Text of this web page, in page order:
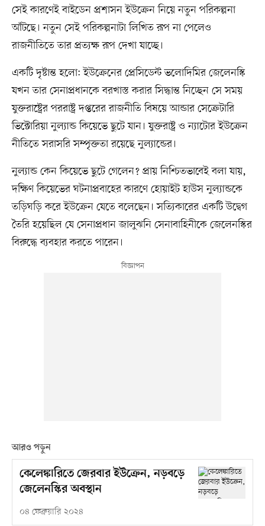
সেই কারণেই বাইডেন প্রশাসন ইউক্রেন নিয়ে নতুন পরিকল্পনা
আঁটছে। নতুন সেই পরিকল্পনাটা লিখিত রূপ না পেলেও
রাজনীতিতে তার প্রত্যক্ষ রূপ দেখা যাচ্ছে।
একটি দৃষ্টান্ত হলো: ইউক্রেনের প্রেসিডেন্ট ভলোদিমির জেলেনস্কি
যখন তার সেনাপ্রধানকে বরখাস্ত করার সিদ্ধান্ত নিচ্ছেন সে সময়
যুক্তরাষ্ট্রের পররাষ্ট্র দপ্তরের রাজনীতি বিষয়ে আন্ডার সেক্রেটারি
ভিক্টোরিয়া নুল্যান্ড কিয়েভে ছুটে যান। যুক্তরাষ্ট্র ও ন্যাটোর ইউক্রেন
নীতিতে সরাসরি সম্পৃক্ততা রয়েছে নুল্যান্ডের।
নুল্যান্ড কেন কিয়েভে ছুটে গেলেন? প্রায় নিশ্চিতভাবেই বলা যায়,
দক্ষিণ কিয়েভের ঘটনাপ্রবাহের কারণে হোয়াইট হাউস নুল্যান্ডকে
তড়িঘড়ি করে ইউক্রেন যেতে বলেছেন। সত্যিকারের একটি উদ্বেগ
তৈরি হয়েছিল যে সেনাপ্রধান জালুঝনি সেনাবাহিনীকে জেলেনস্কির
বিরুদ্ধে ব্যবহার করতে পারেন।
আরও পড়ুন
কেলেঙ্কারিতে জেরবার ইউক্রেন, নড়বড়ে
জেলেনস্কির অবস্থান
০৪ ফেব্রুয়ারি ২০২৪